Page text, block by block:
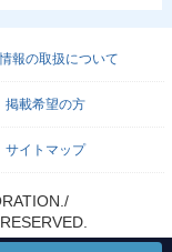
報の取扱について
掲載希望の方
サイトマップ